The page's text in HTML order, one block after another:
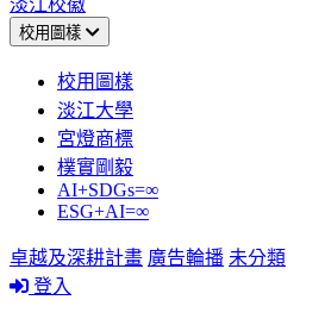
淡江校徽
校用圖樣
校用圖樣
淡江大學
宮燈商標
樸實剛毅
AI+SDGs=∞
ESG+AI=∞
卓越及深耕計畫 廣告輪播 未分類
登入